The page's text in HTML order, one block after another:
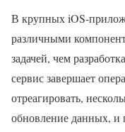
В крупных iOS-
различными
задачей, чем
сервис завершает
отреагировать,
обновление данных, и